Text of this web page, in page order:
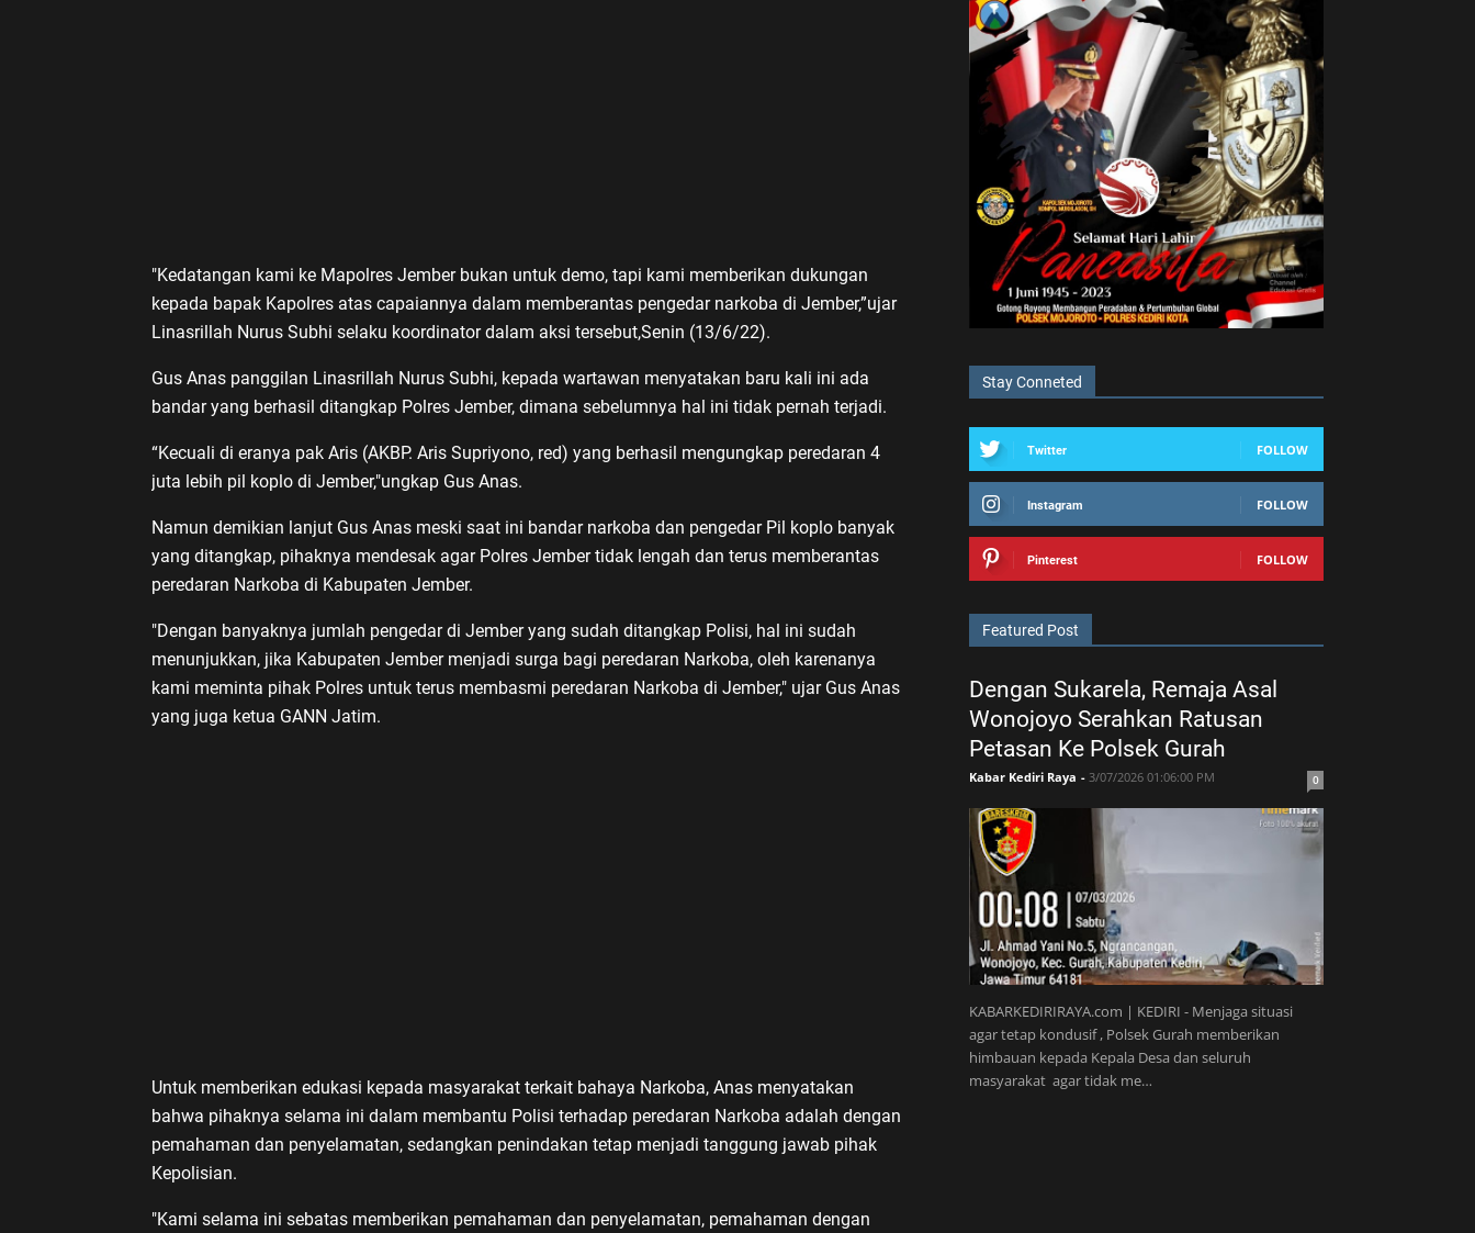
"Kedatangan kami ke Mapolres Jember bukan untuk demo, tapi kami memberikan dukungan
kepada bapak Kapolres atas capaiannya dalam memberantas pengedar narkoba di Jember,”ujar
Linasrillah Nurus Subhi selaku koordinator dalam aksi tersebut,Senin (13/6/22).
Gus Anas panggilan Linasrillah Nurus Subhi, kepada wartawan menyatakan baru kali ini ada
bandar yang berhasil ditangkap Polres Jember, dimana sebelumnya hal ini tidak pernah terjadi.
“Kecuali di eranya pak Aris (AKBP. Aris Supriyono, red) yang berhasil mengungkap peredaran 4
juta lebih pil koplo di Jember,"ungkap Gus Anas.
Namun demikian lanjut Gus Anas meski saat ini bandar narkoba dan pengedar Pil koplo banyak
yang ditangkap, pihaknya mendesak agar Polres Jember tidak lengah dan terus memberantas
peredaran Narkoba di Kabupaten Jember.
"Dengan banyaknya jumlah pengedar di Jember yang sudah ditangkap Polisi, hal ini sudah
menunjukkan, jika Kabupaten Jember menjadi surga bagi peredaran Narkoba, oleh karenanya
kami meminta pihak Polres untuk terus membasmi peredaran Narkoba di Jember," ujar Gus Anas
yang juga ketua GANN Jatim.
Untuk memberikan edukasi kepada masyarakat terkait bahaya Narkoba, Anas menyatakan
bahwa pihaknya selama ini dalam membantu Polisi terhadap peredaran Narkoba adalah dengan
pemahaman dan penyelamatan, sedangkan penindakan tetap menjadi tanggung jawab pihak
Kepolisian.
"Kami selama ini sebatas memberikan pemahaman dan penyelamatan, pemahaman dengan
Stay Conneted
Twitter FOLLOW
Instagram FOLLOW
Pinterest FOLLOW
Featured Post
Dengan Sukarela, Remaja Asal
Wonojoyo Serahkan Ratusan
Petasan Ke Polsek Gurah
Kabar Kediri Raya - 3/07/2026 01:06:00 PM 0
KABARKEDIRIRAYA.com | KEDIRI - Menjaga situasi
agar tetap kondusif , Polsek Gurah memberikan
himbauan kepada Kepala Desa dan seluruh
masyarakat agar tidak me…